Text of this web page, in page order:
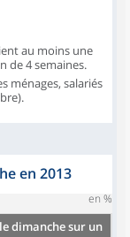
au moins une
de 4 semaines.
ménages, salariés
en 2013
en %
dimanche sur un